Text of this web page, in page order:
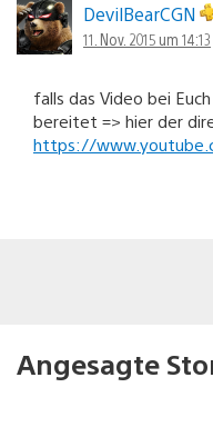
DevilBearCGN
11. Nov. 2015 um 14:13
falls das Video bei
bereitet => hier der
https://
Angesagte